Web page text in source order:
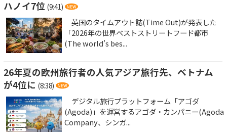
ハノイ7位 (9:41)
英国のタイムアウト誌(Time Out)が発表した
「2026年の世界ベストストリートフード都市
(The world’s bes...
26年夏の欧州旅行者の人気アジア旅行先、ベトナム
が4位に (8:38)
デジタル旅行プラットフォーム「アゴダ
(Agoda)」を運営するアゴダ・カンパニー(Agoda
Company、シンガ...